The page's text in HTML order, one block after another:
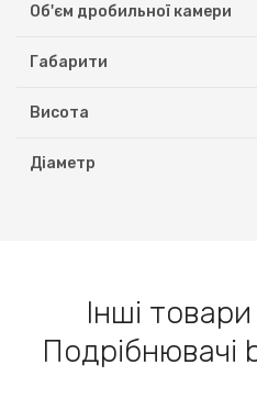
Об'єм дробильної камери
Габарити
Висота
Діаметр
Інші товари
Подрібнювачі